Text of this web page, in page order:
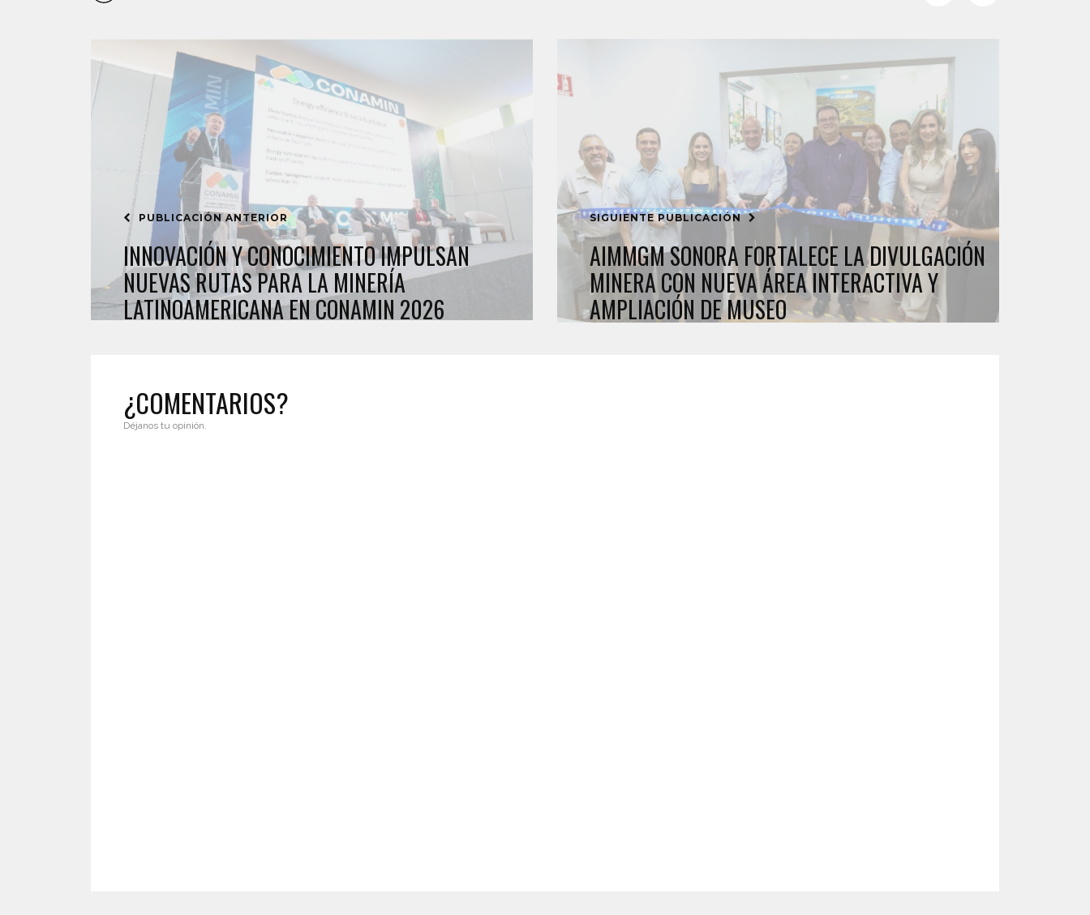
PUBLICACIÓN ANTERIOR
INNOVACIÓN Y CONOCIMIENTO IMPULSAN
NUEVAS RUTAS PARA LA MINERÍA
LATINOAMERICANA EN CONAMIN 2026
SIGUIENTE PUBLICACIÓN
AIMMGM SONORA FORTALECE LA DIVULGACIÓN
MINERA CON NUEVA ÁREA INTERACTIVA Y
AMPLIACIÓN DE MUSEO
¿COMENTARIOS?
Déjanos tu opinión.